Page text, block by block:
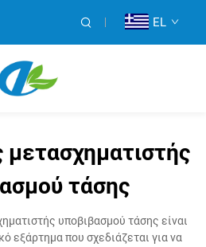
EL
τάσης
υποβιβασμού τάσης είναι
εξάρτημα που σχεδιάζεται για να